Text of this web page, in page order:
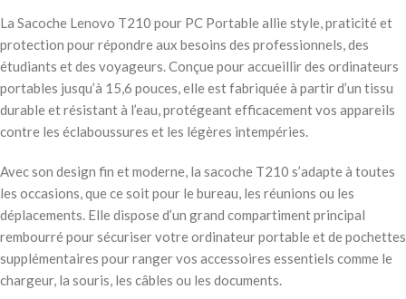
La Sacoche Lenovo T210 pour PC Portable allie style, praticité et
protection pour répondre aux besoins des professionnels, des
étudiants et des voyageurs. Conçue pour accueillir des ordinateurs
portables jusqu’à 15,6 pouces, elle est fabriquée à partir d’un tissu
durable et résistant à l’eau, protégeant efficacement vos appareils
contre les éclaboussures et les légères intempéries.
Avec son design fin et moderne, la sacoche T210 s’adapte à toutes
les occasions, que ce soit pour le bureau, les réunions ou les
déplacements. Elle dispose d’un grand compartiment principal
rembourré pour sécuriser votre ordinateur portable et de pochettes
supplémentaires pour ranger vos accessoires essentiels comme le
chargeur, la souris, les câbles ou les documents.